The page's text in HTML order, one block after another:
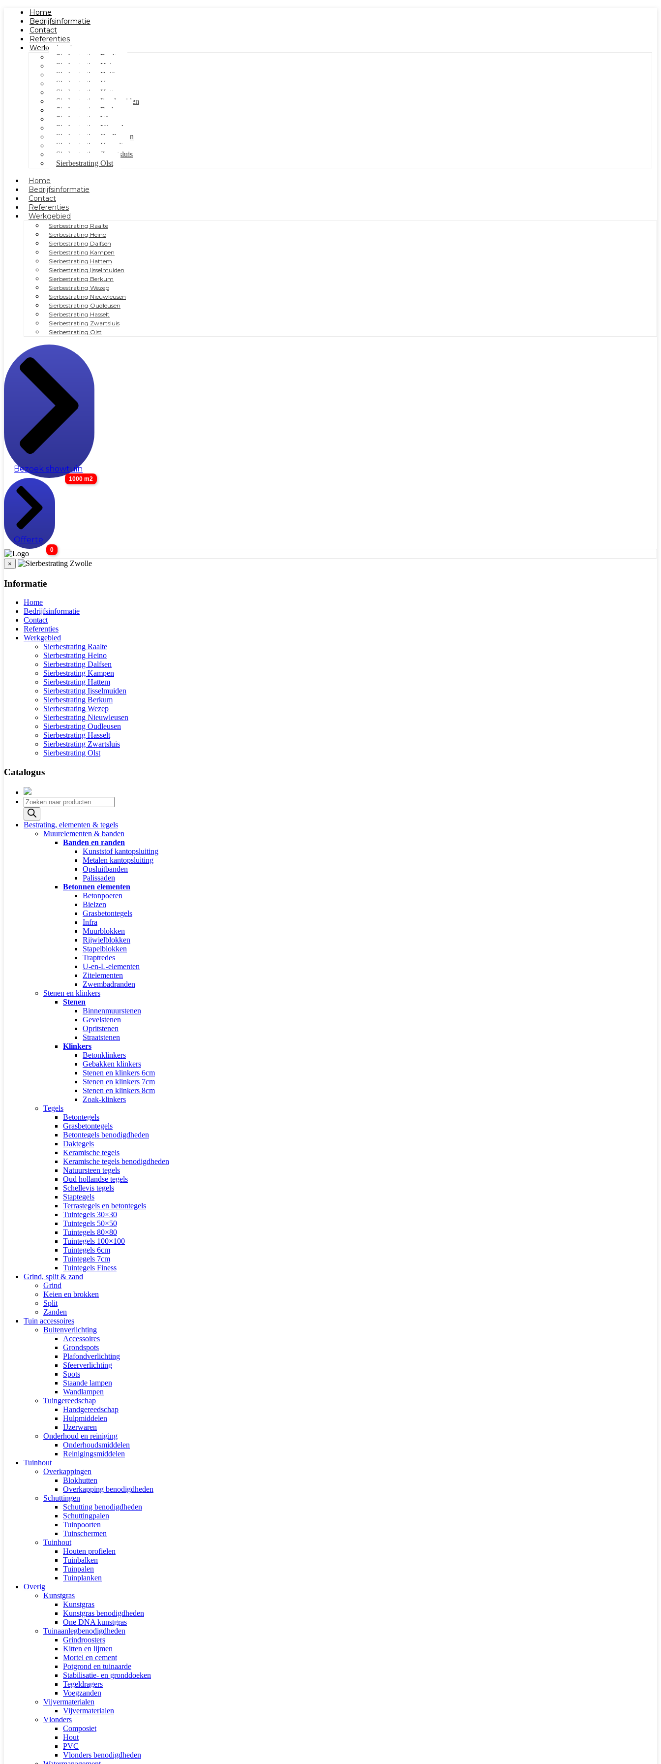
Home
Bedrijfsinformatie
Contact
Referenties
Werkgebied
Sierbestrating Raalte
Sierbestrating Heino
Sierbestrating Dalfsen
Sierbestrating Kampen
Sierbestrating Hattem
Sierbestrating Ijsselmuiden
Sierbestrating Berkum
Sierbestrating Wezep
Sierbestrating Nieuwleusen
Sierbestrating Oudleusen
Sierbestrating Hasselt
Sierbestrating Zwartsluis
Sierbestrating Olst
Home
Bedrijfsinformatie
Contact
Referenties
Werkgebied
Sierbestrating Raalte
Sierbestrating Heino
Sierbestrating Dalfsen
Sierbestrating Kampen
Sierbestrating Hattem
Sierbestrating Ijsselmuiden
Sierbestrating Berkum
Sierbestrating Wezep
Sierbestrating Nieuwleusen
Sierbestrating Oudleusen
Sierbestrating Hasselt
Sierbestrating Zwartsluis
Sierbestrating Olst
Bezoek showtuin
1000 m2
Offerte
0
×
Informatie
Home
Bedrijfsinformatie
Contact
Referenties
Werkgebied
Sierbestrating Raalte
Sierbestrating Heino
Sierbestrating Dalfsen
Sierbestrating Kampen
Sierbestrating Hattem
Sierbestrating Ijsselmuiden
Sierbestrating Berkum
Sierbestrating Wezep
Sierbestrating Nieuwleusen
Sierbestrating Oudleusen
Sierbestrating Hasselt
Sierbestrating Zwartsluis
Sierbestrating Olst
Catalogus
Producten
zoeken
Bestrating, elementen & tegels
Muurelementen & banden
Banden en randen
Kunststof kantopsluiting
Metalen kantopsluiting
Opsluitbanden
Palissaden
Betonnen elementen
Betonpoeren
Bielzen
Grasbetontegels
Infra
Muurblokken
Rijwielblokken
Stapelblokken
Traptredes
U-en-L-elementen
Zitelementen
Zwembadranden
Stenen en klinkers
Stenen
Binnenmuurstenen
Gevelstenen
Opritstenen
Straatstenen
Klinkers
Betonklinkers
Gebakken klinkers
Stenen en klinkers 6cm
Stenen en klinkers 7cm
Stenen en klinkers 8cm
Zoak-klinkers
Tegels
Betontegels
Grasbetontegels
Betontegels benodigdheden
Daktegels
Keramische tegels
Keramische tegels benodigdheden
Natuursteen tegels
Oud hollandse tegels
Schellevis tegels
Staptegels
Terrastegels en betontegels
Tuintegels 30×30
Tuintegels 50×50
Tuintegels 80×80
Tuintegels 100×100
Tuintegels 6cm
Tuintegels 7cm
Tuintegels Finess
Grind, split & zand
Grind
Keien en brokken
Split
Zanden
Tuin accessoires
Buitenverlichting
Accessoires
Grondspots
Plafondverlichting
Sfeerverlichting
Spots
Staande lampen
Wandlampen
Tuingereedschap
Handgereedschap
Hulpmiddelen
IJzerwaren
Onderhoud en reiniging
Onderhoudsmiddelen
Reinigingsmiddelen
Tuinhout
Overkappingen
Blokhutten
Overkapping benodigdheden
Schuttingen
Schutting benodigdheden
Schuttingpalen
Tuinpoorten
Tuinschermen
Tuinhout
Houten profielen
Tuinbalken
Tuinpalen
Tuinplanken
Overig
Kunstgras
Kunstgras
Kunstgras benodigdheden
One DNA kunstgras
Tuinaanlegbenodigdheden
Grindroosters
Kitten en lijmen
Mortel en cement
Potgrond en tuinaarde
Stabilisatie- en gronddoeken
Tegeldragers
Voegzanden
Vijvermaterialen
Vijvermaterialen
Vlonders
Composiet
Hout
PVC
Vlonders benodigdheden